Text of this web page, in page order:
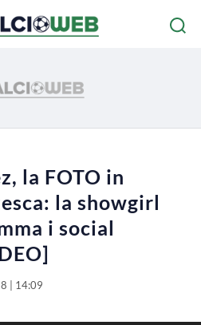
la FOTO in
la showgirl
i social
| 14:09